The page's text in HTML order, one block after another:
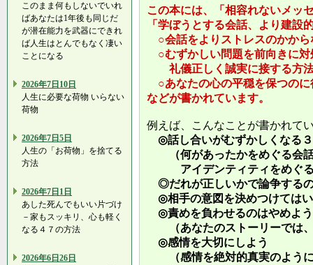
このまま何もしないでいれ
ばあなたは1年後も同じだ
が潜在能力を武器にできれ
ば人生はとんでもなく凄い
ことになる
2026年7日10日
人生に必要な荷物 いらない
荷物
2026年7日5日
人生の「お荷物」を捨てる
方法
2026年7日1日
あした死んでもいい片づけ
－家もスッキリ、心も軽く
なる４７の方法
2026年6日26日
この本には、「相容れないメッ
「学ぼうとする会話、より建設
○会話をよりストレスのかから
○むずかしい問題を前向きに対
礼儀正しく誠実に接する方
○あなたの心の平穏を保つのに
などが書かれています。
例えば、こんなことが書かれて
◎話し合いがむずかしくなる
（何があったかをめぐる会話
アイデンティティをめぐる
◎だれが正しいかで論争する
◎相手の意図を決めつけては
◎責めを負わせるのはやめよう
（あなたのストーリーでは、
◎感情を大切にしよう
（感情を絶対的真実のように